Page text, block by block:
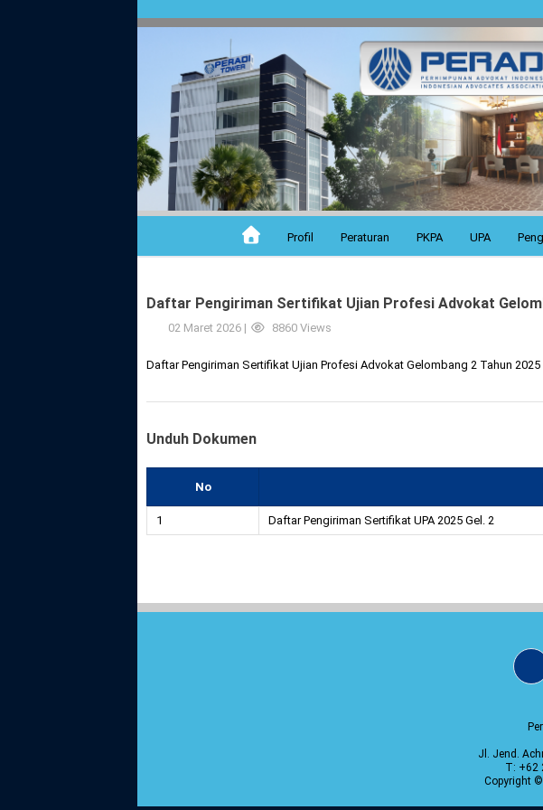
Profil Peraturan PKPA UPA
Daftar Pengiriman Sertifikat Ujian Profesi Advokat
02 Maret 2026 | 8860 Views
Daftar Pengiriman Sertifikat Ujian Profesi Advokat Gelombang 2 Tahun 2025
Unduh Dokumen
No
1 Daftar Pengiriman Sertifikat UPA 2025 Gel. 2
Jl. Jend.
T: +62
Copyright ©